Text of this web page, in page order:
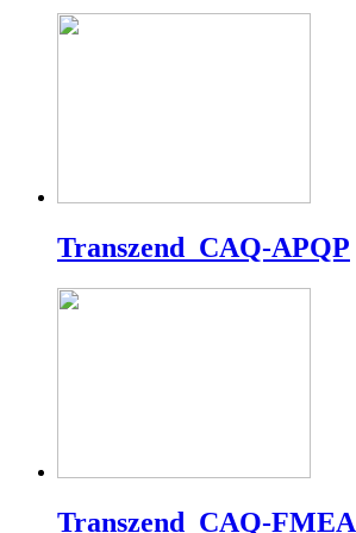
Transzend_CAQ-APQP
Transzend_CAQ-FMEA